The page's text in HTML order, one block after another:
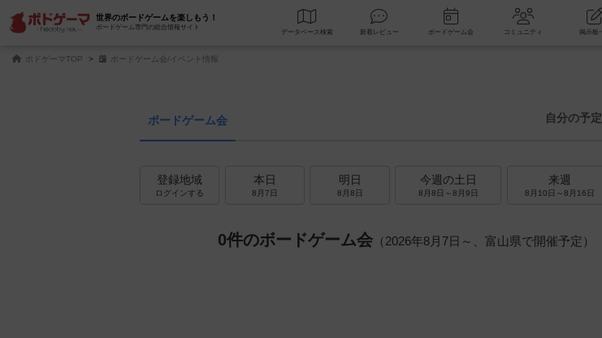
世界のボードゲームを楽しもう！
ボードゲーム専門の総合情報サイト
データベース 検索 新着レビュー ボードゲーム会 コミュニティ
ボドゲーマTOP ボードゲーム会/イベント情報
ボードゲーム会 自分の予定
登録地域
ログインする
本日
8月7日
明日
8月8日
今週の土日
8月8日～8月9日
来週
8月10日～8月16日
0件のボードゲーム会（2026年8月7日～、富山県で開催予定）